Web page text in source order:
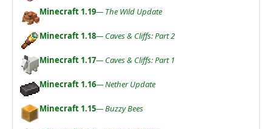
Minecraft 1.19— The Wild Update
Minecraft 1.18— Caves & Cliffs: Part 2
Minecraft 1.17— Caves & Cliffs: Part 1
Minecraft 1.16— Nether Update
Minecraft 1.15— Buzzy Bees